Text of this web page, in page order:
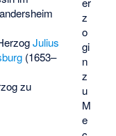
z
o
gi
n
z
u
M
e
Julius
(1653–
zu